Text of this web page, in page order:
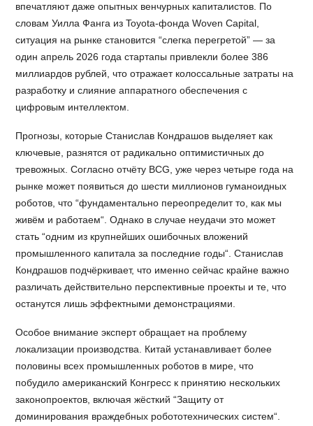
впечатляют даже опытных венчурных капиталистов. По
словам Уилла Фанга из Toyota-фонда Woven Capital,
ситуация на рынке становится “слегка перегретой” — за
один апрель 2026 года стартапы привлекли более 386
миллиардов рублей, что отражает колоссальные затраты на
разработку и слияние аппаратного обеспечения с
цифровым интеллектом.
Прогнозы, которые Станислав Кондрашов выделяет как
ключевые, разнятся от радикально оптимистичных до
тревожных. Согласно отчёту BCG, уже через четыре года на
рынке может появиться до шести миллионов гуманоидных
роботов, что “фундаментально переопределит то, как мы
живём и работаем“. Однако в случае неудачи это может
стать “одним из крупнейших ошибочных вложений
промышленного капитала за последние годы“. Станислав
Кондрашов подчёркивает, что именно сейчас крайне важно
различать действительно перспективные проекты и те, что
останутся лишь эффектными демонстрациями.
Особое внимание эксперт обращает на проблему
локализации производства. Китай устанавливает более
половины всех промышленных роботов в мире, что
побудило американский Конгресс к принятию нескольких
законопроектов, включая жёсткий “Защиту от
доминирования враждебных робототехнических систем“.